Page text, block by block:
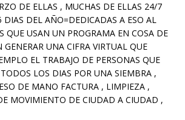
DE ELLAS , MUCHAS DE ELLAS 24/7
DIAS DEL AÑO=DEDICADAS A ESO AL
QUE USAN UN PROGRAMA EN COSA DE
UNA CIFRA VIRTUAL QUE
EL TRABAJO DE PERSONAS QUE
LOS DIAS POR UNA SIEMBRA ,
DE MANO FACTURA , LIMPIEZA ,
MOVIMIENTO DE CIUDAD A CIUDAD ,